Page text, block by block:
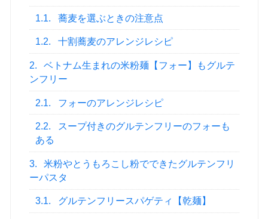
1.1. 蕎麦を選ぶときの注意点
1.2. 十割蕎麦のアレンジレシピ
2.
ベトナム生まれの米粉麺【フォー】もグルテ
ンフリー
2.1. フォーのアレンジレシピ
2.2.
スープ付きのグルテンフリーのフォーも
ある
3.
米粉やとうもろこし粉でできたグルテンフリ
ーパスタ
3.1. グルテンフリースパゲティ【乾麺】